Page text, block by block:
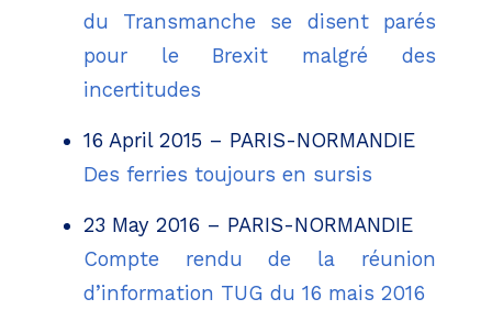
du Transmanche se disent parés
pour le Brexit malgré des
incertitudes
16 April 2015 – PARIS-NORMANDIE
Des ferries toujours en sursis
23 May 2016 – PARIS-NORMANDIE
Compte rendu de la réunion
d’information TUG du 16 mais 2016